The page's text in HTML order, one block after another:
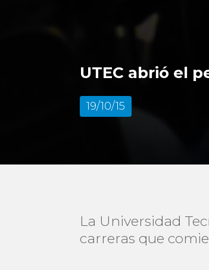
UTEC abrió el
19/10/15
La Universidad
carreras que